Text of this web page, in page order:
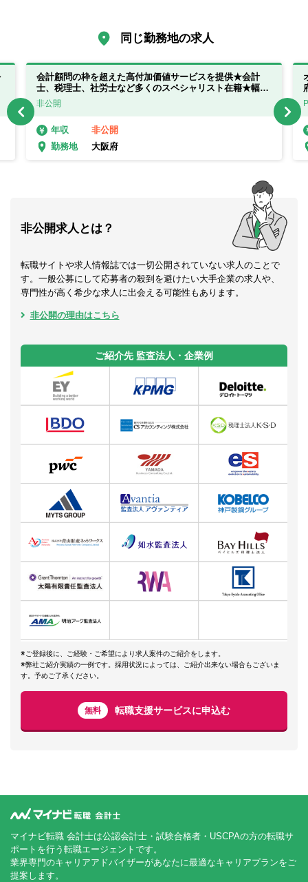
同じ勤務地の求人
会計顧問の枠を超えた高付加価値サービスを提供★会計
士、税理士、社労士など多くのスペシャリスト在籍★幅広
い案件を担当することが可能です！
非公開
年収
非公開
勤務地
大阪府
非公開求人とは？
転職サイトや求人情報誌では一切公開されていない求人のことで
す。一般公募にして応募者の殺到を避けたい大手企業の求人や、
専門性が高く希少な求人に出会える可能性もあります。
非公開の理由はこちら
ご紹介先 監査法人・企業例
※ご登録後に、ご経験・ご希望により求人案件のご紹介をします。
※弊社ご紹介実績の一例です。採用状況によっては、ご紹介出来ない場合もございま
す。予めご了承ください。
無料 転職支援サービスに申込む
マイナビ転職 会計士は公認会計士・試験合格者・USCPAの方の転職サ
ポートを行う転職エージェントです。
業界専門のキャリアアドバイザーがあなたに最適なキャリアプランをご
提案します。